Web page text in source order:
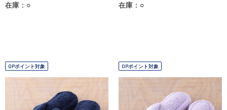
在庫：○ 在庫：○
OPポイント対象 OPポイント対象